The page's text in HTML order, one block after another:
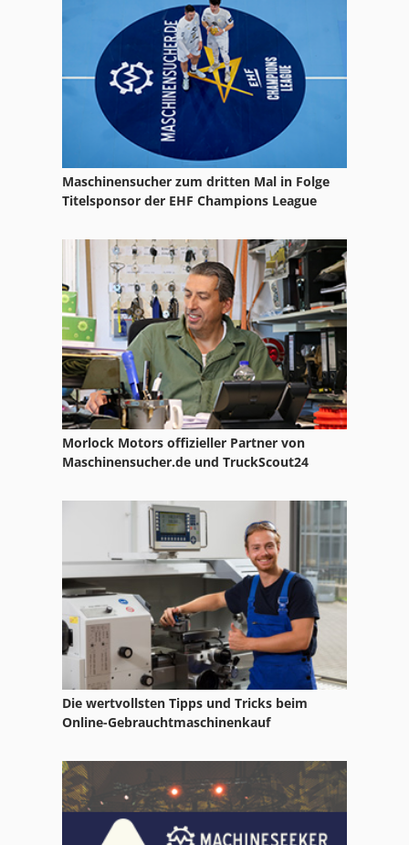
Intos Fngj 40
Profilstanze
Safmig
Maschinensucher zum dritten Mal in Folge
Titelsponsor der EHF Champions League
Morlock Motors offizieller Partner von
Maschinensucher.de und TruckScout24
Die wertvollsten Tipps und Tricks beim
Online-Gebrauchtmaschinenkauf